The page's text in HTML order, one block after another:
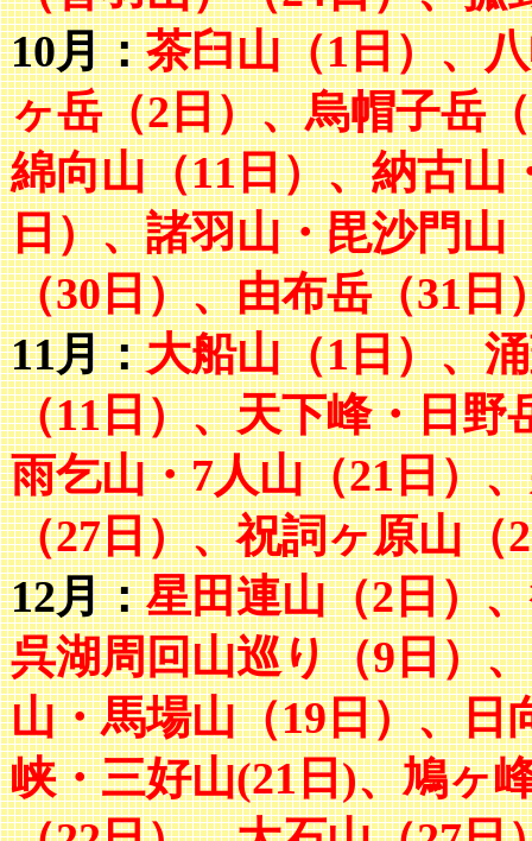
10月：茶臼山（1日）、
ヶ岳（2日）、烏帽子岳
綿向山（11日）、納古山
日）、諸羽山・毘沙門山
（30日）、由布岳（31日
11月：大船山（1日）、
（11日）、天下峰・日野
雨乞山・7人山（21日）
（27日）、祝詞ヶ原山（
12月：星田連山（2日）
呉湖周回山巡り（9日）
山・馬場山（19日）、日
峡・三好山(21日)、鳩ヶ